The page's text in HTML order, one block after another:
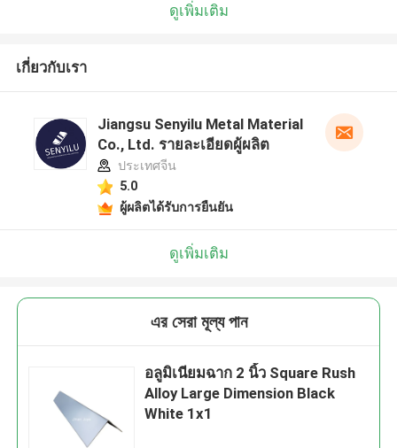
ดูเพิ่มเติม
เกี่ยวกับเรา
Jiangsu Senyilu Metal Material
Co., Ltd. รายละเอียดผู้ผลิต
ประเทศจีน
5.0
ผู้ผลิตได้รับการยืนยัน
ดูเพิ่มเติม
এর সেরা মূল্য পান
อลูมิเนียมฉาก 2 นิ้ว Square Rush
Alloy Large Dimension Black
White 1x1